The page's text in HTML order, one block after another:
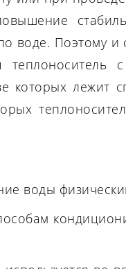
воде. Поэтому
которых лежит
воды